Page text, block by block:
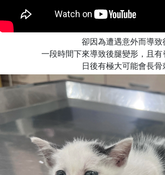
卻因為遭遇意外而導致
一段時間下來導致後腿變形，且
日後有極大可能會長